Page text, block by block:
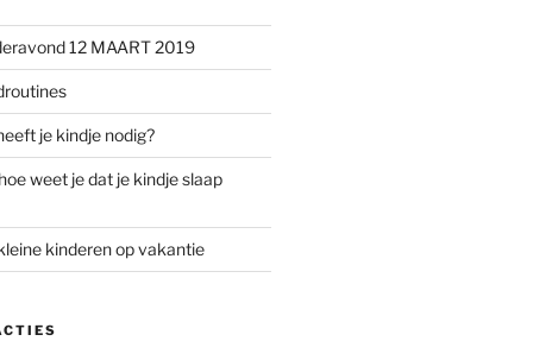
12 MAART 2019
je kindje nodig?
weet je dat je kindje slaap
kinderen op vakantie